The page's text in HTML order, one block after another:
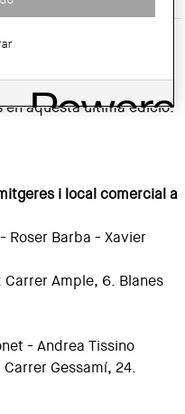
de les Comarques
Cultura de la
inicia el programa de
en aquesta última edició.
i local comercial a
Roser Barba - Xavier
Ample, 6. Blanes
- Andrea Tissino
Gessamí, 24.